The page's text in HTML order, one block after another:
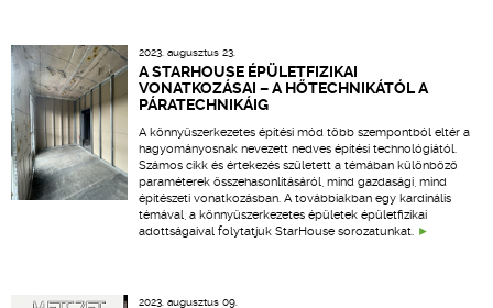
2023. augusztus 23.
A STARHOUSE ÉPÜLETFIZIKAI
VONATKOZÁSAI – A HŐTECHNIKÁTÓL A
PÁRATECHNIKÁIG
A könnyűszerkezetes építési mód több szempontból eltér a
hagyományosnak nevezett nedves építési technológiától.
Számos cikk és értekezés született a témában különböző
paraméterek összehasonlításáról, mind gazdasági, mind
építészeti vonatkozásban. A továbbiakban egy kardinális
témával, a könnyűszerkezetes épületek épületfizikai
adottságaival folytatjuk StarHouse sorozatunkat.
2023. augusztus 09.